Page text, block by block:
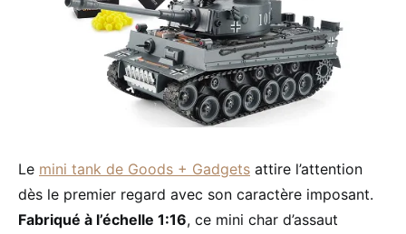
Le mini tank de Goods + Gadgets attire l’attention
dès le premier regard avec son caractère imposant.
Fabriqué à l’échelle 1:16, ce mini char d’assaut